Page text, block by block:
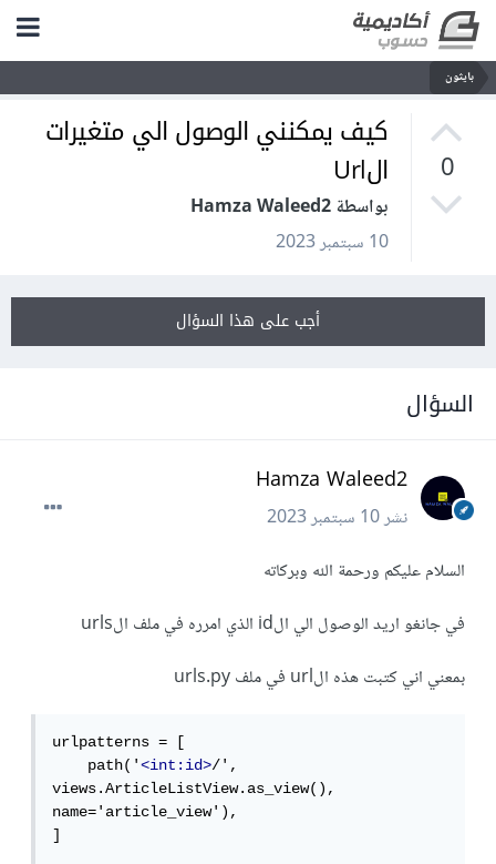
بايثون
0
كيف يمكنني الوصول الي متغيرات
الUrl
بواسطة Hamza Waleed2
10 سبتمبر 2023
أجب على هذا السؤال
السؤال
Hamza Waleed2
نشر10 سبتمبر 2023
السلام عليكم ورحمة الله وبركاته
في جانغو اريد الوصول الي الid الذي امرره في ملف الurls
بمعني اني كتبت هذه الurl في ملف urls.py
urlpatterns = [
    path('
<int:id>/',
views.ArticleListView.as_view(),
name='article_view'),
]